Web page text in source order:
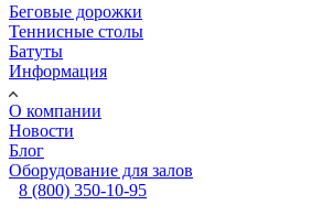
Беговые дорожки
Теннисные столы
Батуты
Информация
О компании
Новости
Блог
Оборудование для залов
8 (800) 350-10-95